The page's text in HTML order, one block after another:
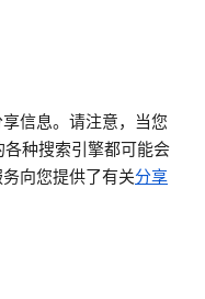
信息。请注意，当您
种搜索引擎都可能会
向您提供了有关分享